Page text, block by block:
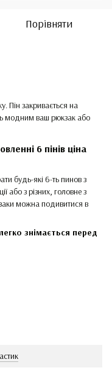
Порівняти
Пін закривається на
модним ваш рюкзак або
6 пінів ціна
будь-які 6-ть пинов з
або з різних, головне з
можна подивитися в
знімається перед